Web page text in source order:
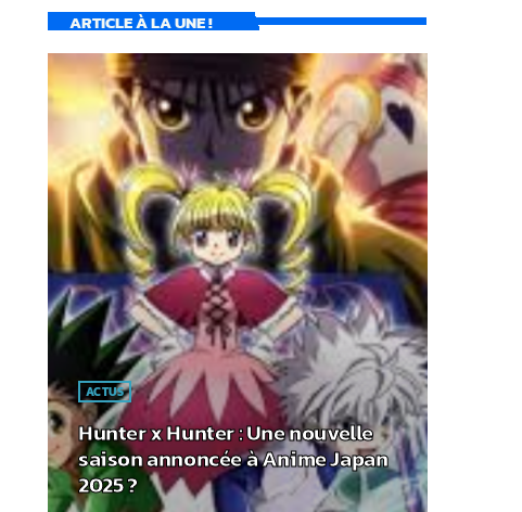
ARTICLE À LA UNE !
ACTUS
Hunter x Hunter : Une nouvelle
saison annoncée à Anime Japan
2025 ?